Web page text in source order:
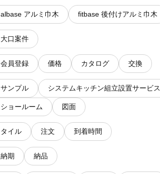
albase アルミ巾木 fitbase 後付けアルミ巾木
大口案件
会員登録 価格 カタログ 交換
サンプル システムキッチン組立設置サービス
ショールーム 図面
タイル 注文 到着時間
納期 納品